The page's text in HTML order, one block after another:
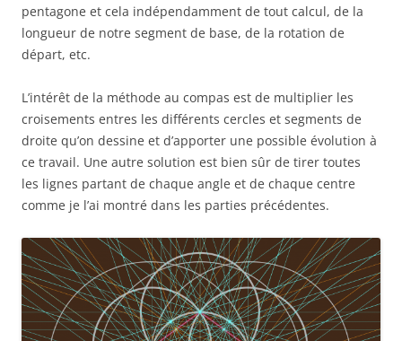
pentagone et cela indépendamment de tout calcul, de la
longueur de notre segment de base, de la rotation de
départ, etc.
L’intérêt de la méthode au compas est de multiplier les
croisements entres les différents cercles et segments de
droite qu’on dessine et d’apporter une possible évolution à
ce travail. Une autre solution est bien sûr de tirer toutes
les lignes partant de chaque angle et de chaque centre
comme je l’ai montré dans les parties précédentes.